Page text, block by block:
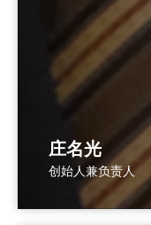
庄名光
创始人兼负责人